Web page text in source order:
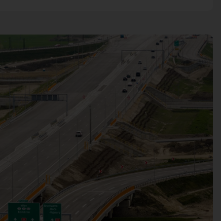
ÚRADNÁ TABUĽA
ZMLUVY, OBJEDNÁVKY,
EVIDENCIA PSOV
VZN
ROZPOČET
ZÁVEREČNÝ ÚČET
VAJNORSKÁ
PROTIPOŽIARNA
ZVEREJNENIE
ROZKOPÁVKY
KNIŽNICA
ZDRUŽENIA A
KERAMICKÁ
VAJNORSKÉ
ŠK VAJNORY